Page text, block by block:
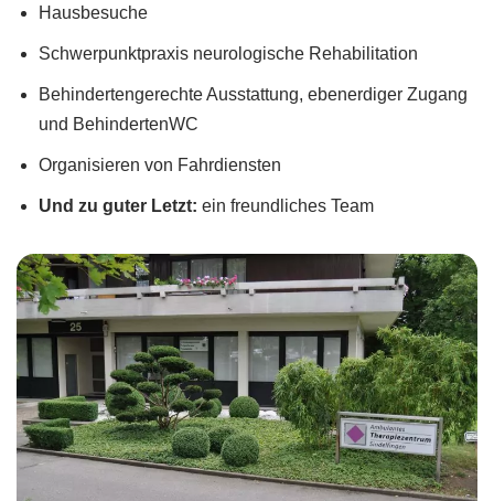
Hausbesuche
Schwerpunktpraxis neurologische Rehabilitation
Behindertengerechte Ausstattung, ebenerdiger Zugang
und BehindertenWC
Organisieren von Fahrdiensten
Und zu guter Letzt: ein freundliches Team